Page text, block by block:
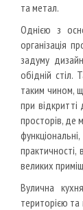
та метал.
Однією з
організація
задуму
обідній
таким чином,
при
просторів, де
практичності,
великих
Вулична
територією та